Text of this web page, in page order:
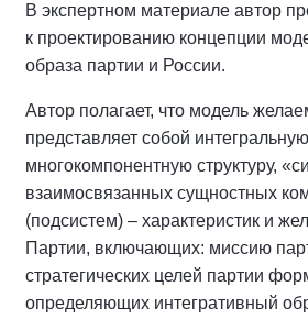
В экспертном материале автор
к проектированию концепции
образа партии и России.
Автор полагает, что модель
представляет собой
многокомпонентную структуру,
взаимосвязанных сущностных
(подсистем) – характеристик и
Партии, включающих: миссию
стратегических целей партии
определяющих интегративный